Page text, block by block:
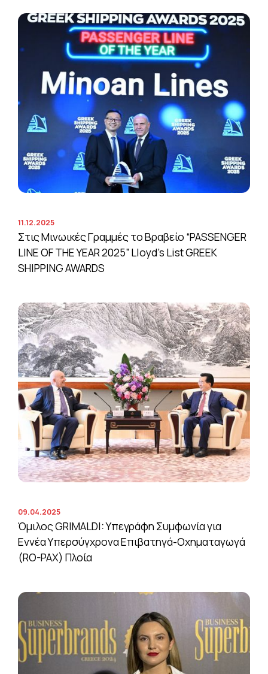
11.12.2025
Στις Μινωικές Γραμμές το Βραβείο “PASSENGER
LINE OF THE YEAR 2025” Lloyd’s List GREEK
SHIPPING AWARDS
09.04.2025
Όμιλος GRIMALDI: Υπεγράφη Συμφωνία για
Εννέα Υπερσύγχρονα Επιβατηγά-Οχηματαγωγά
(RO-PAX) Πλοία